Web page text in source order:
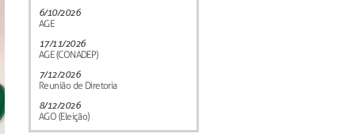
6/10/2026
AGE
17/11/2026
AGE (CONADEP)
7/12/2026
Reunião de Diretoria
8/12/2026
AGO (Eleição)